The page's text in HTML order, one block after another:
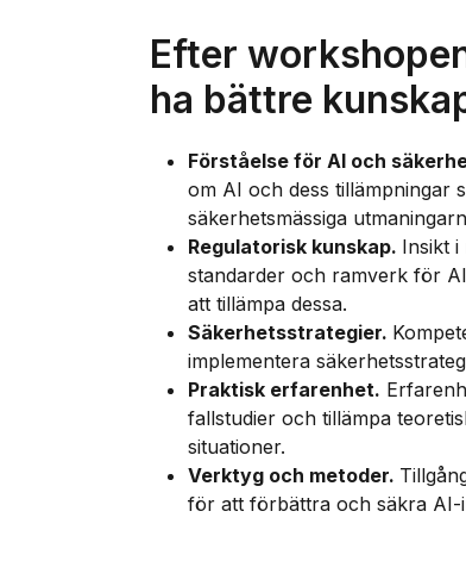
Efter
ha bättre
Förståelse för AI och
om AI och dess tillämpningar
säkerhetsmässiga
Regulatorisk kunskap. Insikt i
standarder och ramverk för
att tillämpa dessa.
Säkerhetsstrategier.
implementera
Praktisk erfarenhet.
fallstudier och tillämpa
situationer.
Verktyg och metoder.
för att förbättra och säkra AI-